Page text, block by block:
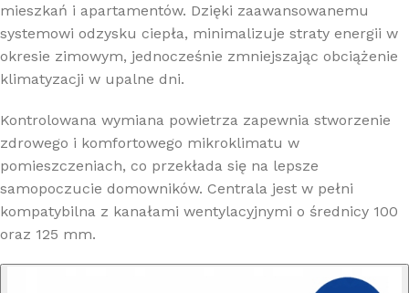
mieszkań i apartamentów. Dzięki zaawansowanemu
systemowi odzysku ciepła, minimalizuje straty energii w
okresie zimowym, jednocześnie zmniejszając obciążenie
klimatyzacji w upalne dni.
Kontrolowana wymiana powietrza zapewnia stworzenie
zdrowego i komfortowego mikroklimatu w
pomieszczeniach, co przekłada się na lepsze
samopoczucie domowników. Centrala jest w pełni
kompatybilna z kanałami wentylacyjnymi o średnicy 100
oraz 125 mm.